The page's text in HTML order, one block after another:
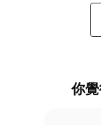
你